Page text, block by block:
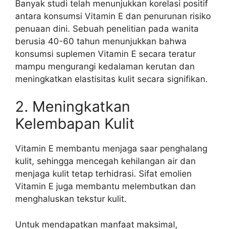
Banyak studi telah menunjukkan korelasi positif
antara konsumsi Vitamin E dan penurunan risiko
penuaan dini. Sebuah penelitian pada wanita
berusia 40-60 tahun menunjukkan bahwa
konsumsi suplemen Vitamin E secara teratur
mampu mengurangi kedalaman kerutan dan
meningkatkan elastisitas kulit secara signifikan.
2. Meningkatkan
Kelembapan Kulit
Vitamin E membantu menjaga saar penghalang
kulit, sehingga mencegah kehilangan air dan
menjaga kulit tetap terhidrasi. Sifat emolien
Vitamin E juga membantu melembutkan dan
menghaluskan tekstur kulit.
Untuk mendapatkan manfaat maksimal,